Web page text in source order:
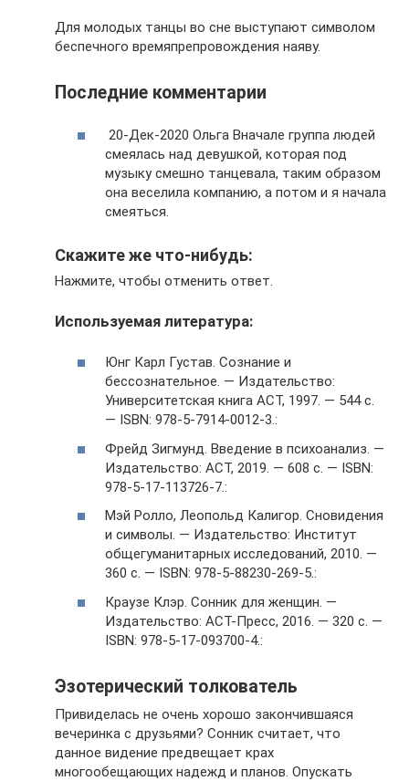
Для молодых танцы во сне выступают символом
беспечного времяпрепровождения наяву.
Последние комментарии
20-Дек-2020 Ольга Вначале группа людей
смеялась над девушкой, которая под
музыку смешно танцевала, таким образом
она веселила компанию, а потом и я начала
смеяться.
Скажите же что-нибудь:
Нажмите, чтобы отменить ответ.
Используемая литература:
Юнг Карл Густав. Сознание и
бессознательное. — Издательство:
Университетская книга АСТ, 1997. — 544 c.
— ISBN: 978-5-7914-0012-3.:
Фрейд Зигмунд. Введение в психоанализ. —
Издательство: АСТ, 2019. — 608 c. — ISBN:
978-5-17-113726-7.:
Мэй Ролло, Леопольд Калигор. Сновидения
и символы. — Издательство: Институт
общегуманитарных исследований, 2010. —
360 c. — ISBN: 978-5-88230-269-5.:
Краузе Клэр. Сонник для женщин. —
Издательство: АСТ-Пресс, 2016. — 320 c. —
ISBN: 978-5-17-093700-4.:
Эзотерический толкователь
Привиделась не очень хорошо закончившаяся
вечеринка с друзьями? Сонник считает, что
данное видение предвещает крах
многообещающих надежд и планов. Опускать